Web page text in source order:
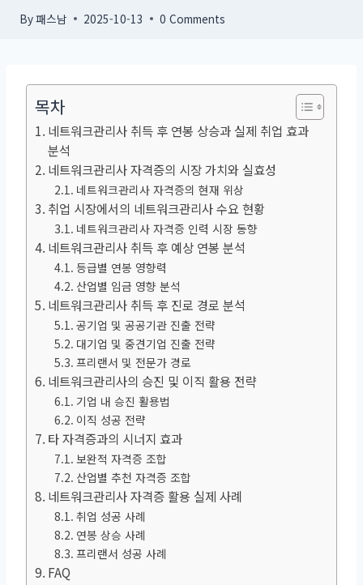
By패스남 2025-10-13 0 Comments
목차
네트워크관리사 취득 후 연봉 상승과 실제 취업 효과
분석
네트워크관리사 자격증의 시장 가치와 실효성
네트워크관리사 자격증의 현재 위상
취업 시장에서의 네트워크관리사 수요 현황
네트워크관리사 자격증 인력 시장 동향
네트워크관리사 취득 후 예상 연봉 분석
등급별 연봉 영향력
산업별 임금 영향 분석
네트워크관리사 취득 후 진로 경로 분석
공기업 및 공공기관 진출 전략
대기업 및 중견기업 진출 전략
프리랜서 및 전문가 경로
네트워크관리사의 승진 및 이직 활용 전략
기업 내 승진 활용법
이직 성공 전략
타 자격증과의 시너지 효과
보완적 자격증 조합
산업별 추천 자격증 조합
네트워크관리사 자격증 활용 실제 사례
취업 성공 사례
연봉 상승 사례
프리랜서 성공 사례
FAQ